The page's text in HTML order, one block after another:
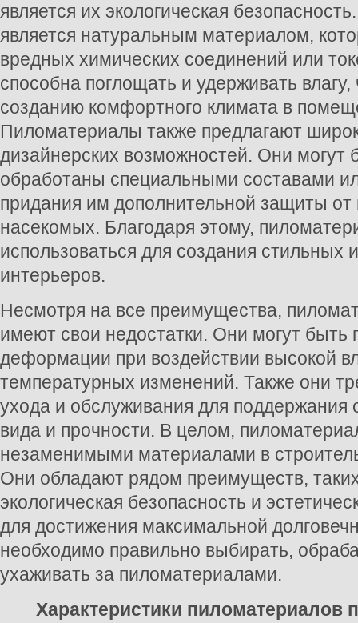
является их экологическая
является натуральным материалом,
вредных химических соединений или
способна поглощать и удерживать влагу,
созданию комфортного климата в
Пиломатериалы также предлагают
дизайнерских возможностей. Они могут
обработаны специальными составами
придания им дополнительной защиты от
насекомых. Благодаря этому,
использоваться для создания стильных
интерьеров.
Несмотря на все преимущества,
имеют свои недостатки. Они могут быть
деформации при воздействии высокой
температурных изменений. Также они
ухода и обслуживания для поддержания
вида и прочности. В целом,
незаменимыми материалами в
Они обладают рядом преимуществ,
экологическая безопасность и
для достижения максимальной
необходимо правильно выбирать,
ухаживать за пиломатериалами.
Характеристики пиломатериалов